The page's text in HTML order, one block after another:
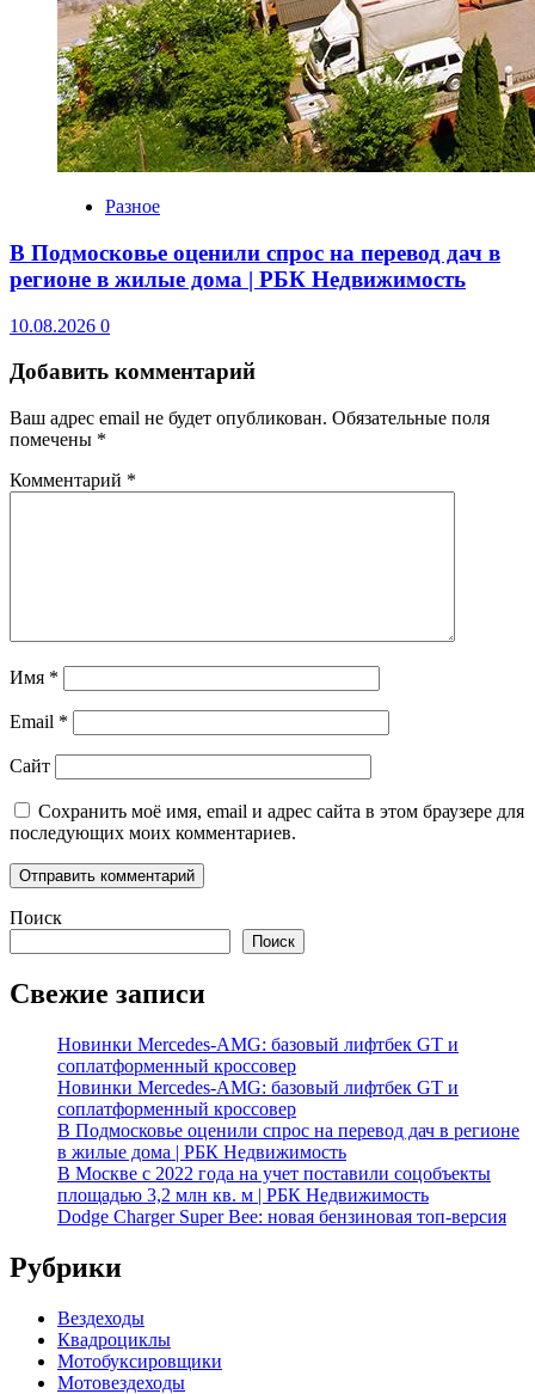
Разное
В Подмосковье оценили спрос на перевод дач в
регионе в жилые дома | РБК Недвижимость
10.08.2026 0
Добавить комментарий
Ваш адрес email не будет опубликован. Обязательные поля
помечены *
Комментарий *
Имя *
Email *
Сайт
Сохранить моё имя, email и адрес сайта в этом браузере для
последующих моих комментариев.
Поиск
Поиск
Свежие записи
Новинки Mercedes-AMG: базовый лифтбек GT и
соплатформенный кроссовер
Новинки Mercedes-AMG: базовый лифтбек GT и
соплатформенный кроссовер
В Подмосковье оценили спрос на перевод дач в регионе
в жилые дома | РБК Недвижимость
В Москве с 2022 года на учет поставили соцобъекты
площадью 3,2 млн кв. м | РБК Недвижимость
Dodge Charger Super Bee: новая бензиновая топ-версия
Рубрики
Вездеходы
Квадроциклы
Мотобуксировщики
Мотовездеходы